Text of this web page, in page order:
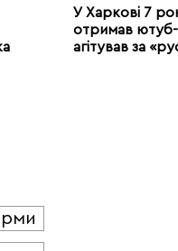
У Харкові 7
отримав
агітував за